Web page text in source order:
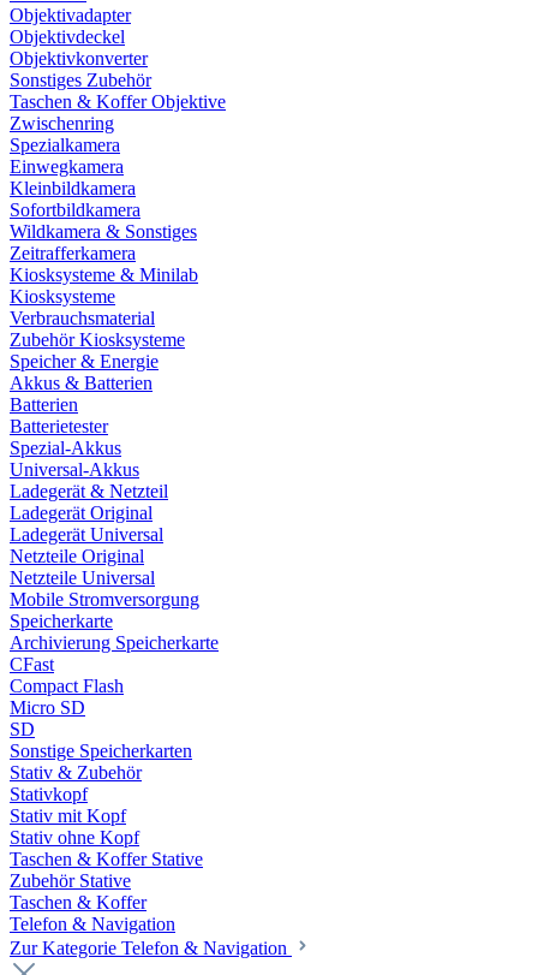
Objektivadapter
Objektivdeckel
Objektivkonverter
Sonstiges Zubehör
Taschen & Koffer Objektive
Zwischenring
Spezialkamera
Einwegkamera
Kleinbildkamera
Sofortbildkamera
Wildkamera & Sonstiges
Zeitrafferkamera
Kiosksysteme & Minilab
Kiosksysteme
Verbrauchsmaterial
Zubehör Kiosksysteme
Speicher & Energie
Akkus & Batterien
Batterien
Batterietester
Spezial-Akkus
Universal-Akkus
Ladegerät & Netzteil
Ladegerät Original
Ladegerät Universal
Netzteile Original
Netzteile Universal
Mobile Stromversorgung
Speicherkarte
Archivierung Speicherkarte
CFast
Compact Flash
Micro SD
SD
Sonstige Speicherkarten
Stativ & Zubehör
Stativkopf
Stativ mit Kopf
Stativ ohne Kopf
Taschen & Koffer Stative
Zubehör Stative
Taschen & Koffer
Telefon & Navigation
Zur Kategorie Telefon & Navigation